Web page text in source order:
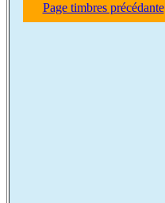
Page timbres précédante